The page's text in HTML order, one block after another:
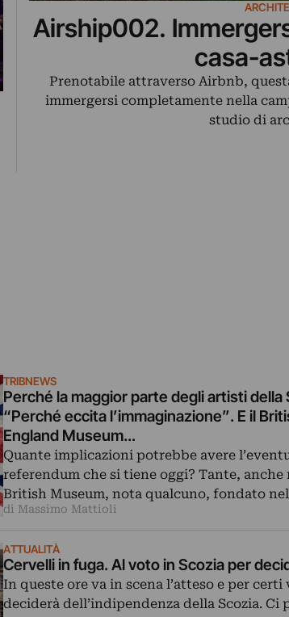
Airship002.
casa-
Prenotabile attraverso Airbnb,
immergersi completamente nella
studio di
TRIBNEWS
Perché la maggior parte degli artisti della
“Perché eccita l’immaginazione”. E il
England Museum…
Quante implicazioni potrebbe avere
referendum che si tiene oggi? Tante,
British Museum, nota qualcuno, fondato
di Massimo Mattioli
ATTUALITÀ
Cervelli in fuga. Al voto in Scozia per
In queste ore va in scena l’atteso e per
deciderà dell’indipendenza della Scozia. Ci